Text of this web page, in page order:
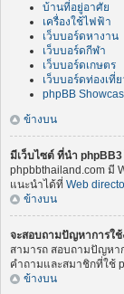
บ้านที่อยู่อาศัย
เครื่องใช้ไฟฟ้า
เว็บบอร์ดหางาน
เว็บบอร์ดกีฬา
เว็บบอร์ดเกษตร
เว็บบอร์ดท่องเที่ย
phpBB
ข้างบน
มีเว็บไซต์ ที่นำ
phpbbthailand.com มี
แนะนำได้ที่ Web
ข้างบน
จะสอบถามปัญหาการใ
สามารถ สอบถามปัญหา
คำถามและสมาชิกที่ใช้
ข้างบน